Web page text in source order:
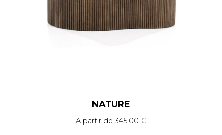
NATURE
A partir de 345.00 €